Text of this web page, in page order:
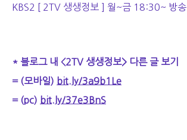
KBS2 [ 2TV 생생정보 ] 월~금 18:30~ 방송
* 블로그 내 <2TV 생생정보> 다른 글 보기
= (모바일) bit.ly/3a9b1Le
= (pc) bit.ly/37e3BnS